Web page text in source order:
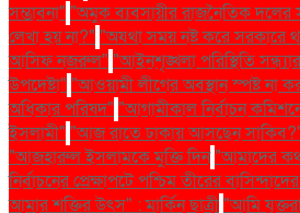
সম্ভাবনা" "অমুক ব্যবসায়ীর রাজনৈতিক দলের
লেখা হয় না?" "অযথা সময় নষ্ট করে সরকারে
আসিফ নজরুল" "আইনশৃঙ্খলা পরিস্থিতি
উপদেষ্টা" "আওয়ামী লীগের অবস্থান স্পষ্ট না
অধিকার পরিষদ" "আগামীকাল নির্বাচন
ইসলামী" "আজ রাতে ঢাকায় আসছেন
"আজহারুল ইসলামকে মুক্তি দিন"আমাদের
নির্বাচনের প্রেক্ষাপটে পশ্চিম তীরের
আমার শক্তির উৎস" : মার্কিন ছাত্রী"আমি